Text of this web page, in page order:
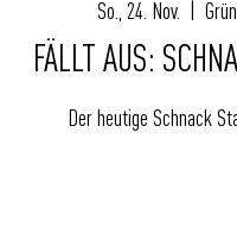
So., 24. Nov.
FÄLLT AUS:
Der heutige Schnack